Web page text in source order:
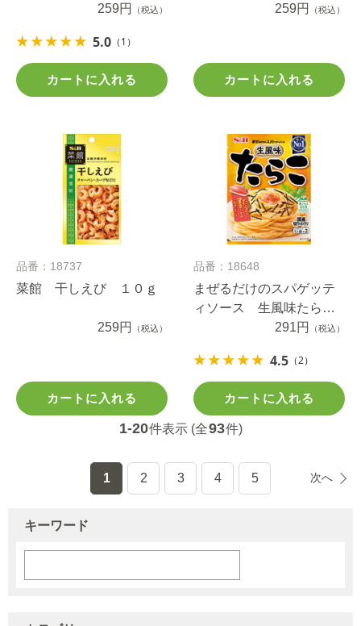
ー 中辛 １５０ｇ
259円 （税込）
5.0 （1）
カートに入れる
ー 中辛 １５０ｇ
259円 （税込）
カートに入れる
品番：18737
菜館 干しえび １０ｇ
259円 （税込）
カートに入れる
品番：18648
まぜるだけのスパゲッテ
ィソース 生風味たら
291円 （税込）
4.5 （2）
カートに入れる
1-20件表示 (全93件)
1 2 3 4 5 次へ
キーワード